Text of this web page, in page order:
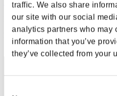
traffic. We also share
our site with our social
analytics partners who may
information that you’ve
they’ve collected from your
Hilda Guardian
Punteggio:Lv:1/02'34"13
Posizione
2